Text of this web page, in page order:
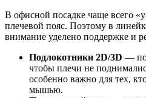
В офисной посадке чаще всего
плечевой пояс. Поэтому в
внимание уделено поддержке и
Подлокотники 2D/3D —
чтобы плечи не
особенно важно для тех,
мышью.